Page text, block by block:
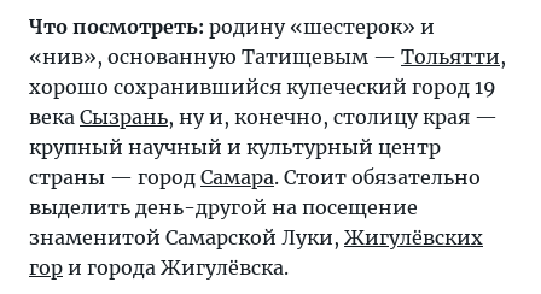
Что посмотреть: родину «шестерок» и
«нив», основанную Татищевым — Тольятти,
хорошо сохранившийся купеческий город 19
века Сызрань, ну и, конечно, столицу края —
крупный научный и культурный центр
страны — город Самара. Стоит обязательно
выделить день-другой на посещение
знаменитой Самарской Луки, Жигулёвских
гор и города Жигулёвска.